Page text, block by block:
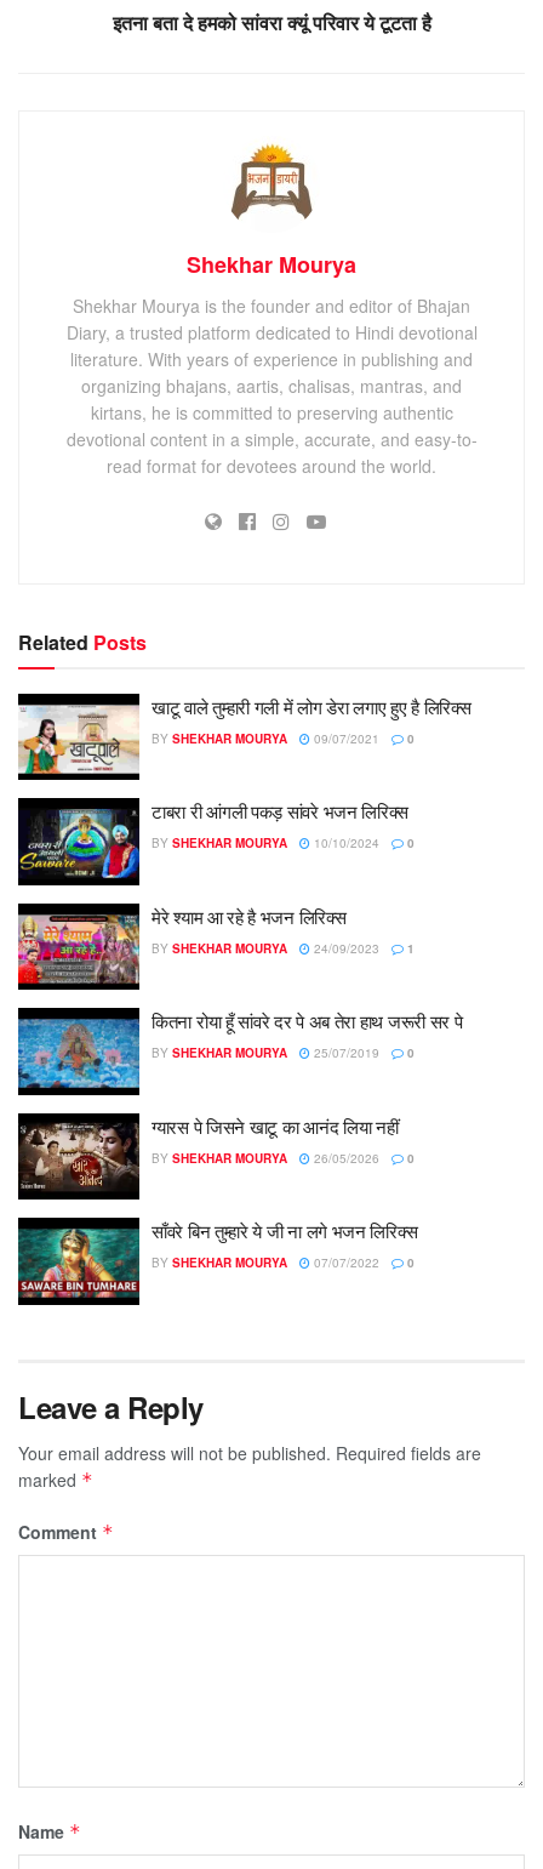
इतना बता दे हमको सांवरा क्यूं परिवार ये टूटता है
Shekhar Mourya
Shekhar Mourya is the founder and editor of Bhajan
Diary, a trusted platform dedicated to Hindi devotional
literature. With years of experience in publishing and
organizing bhajans, aartis, chalisas, mantras, and
kirtans, he is committed to preserving authentic
devotional content in a simple, accurate, and easy-to-
read format for devotees around the world.
Related Posts
खाटू वाले तुम्हारी गली में लोग डेरा लगाए हुए है लिरिक्स
BY SHEKHAR MOURYA 09/07/2021 0
टाबरा री आंगली पकड़ सांवरे भजन लिरिक्स
BY SHEKHAR MOURYA 10/10/2024 0
मेरे श्याम आ रहे है भजन लिरिक्स
BY SHEKHAR MOURYA 24/09/2023 1
कितना रोया हूँ सांवरे दर पे अब तेरा हाथ जरूरी सर पे
BY SHEKHAR MOURYA 25/07/2019 0
ग्यारस पे जिसने खाटू का आनंद लिया नहीं
BY SHEKHAR MOURYA 26/05/2026 0
साँवरे बिन तुम्हारे ये जी ना लगे भजन लिरिक्स
BY SHEKHAR MOURYA 07/07/2022 0
Leave a Reply
Your email address will not be published. Required fields are
marked *
Comment *
Name *